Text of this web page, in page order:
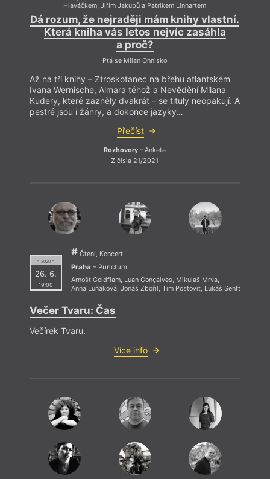
Hlaváčkem, Jiřím Jakubů a Patrikem Linhartem
Dá rozum, že nejraději mám knihy vlastní.
Která kniha vás letos nejvíc zasáhla
a proč?
Ptá se Milan Ohnisko
Až na tři knihy – Ztroskotanec na břehu atlantském
Ivana Wernische, Almara téhož a Nevědění Milana
Kudery, které zazněly dvakrát – se tituly neopakují. A
pestré jsou i žánry, a dokonce jazyky…
Přečíst
Rozhovory – Anketa
Z čísla 21/2021
= 2020 =
26. 6.
19:00
Čtení, Koncert
Praha – Punctum
Arnošt Goldflam, Luan Gonçalves, Mikuláš Mrva,
Anna Luňáková, Jonáš Zbořil, Tim Postovit, Lukáš Senft
Večer Tvaru: Čas
Večírek Tvaru.
Více info